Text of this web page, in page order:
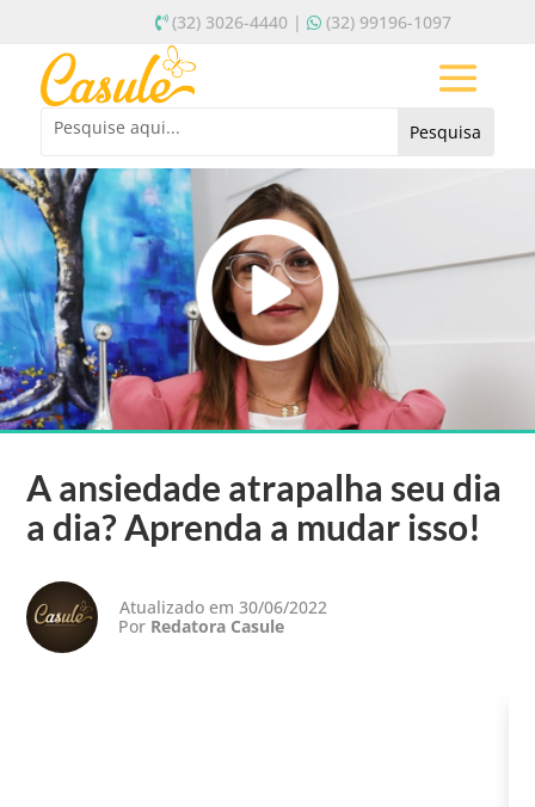
(32) 3026-4440 | (32) 99196-1097
A ansiedade atrapalha seu dia
a dia? Aprenda a mudar isso!
Atualizado em 30/06/2022
Por Redatora Casule